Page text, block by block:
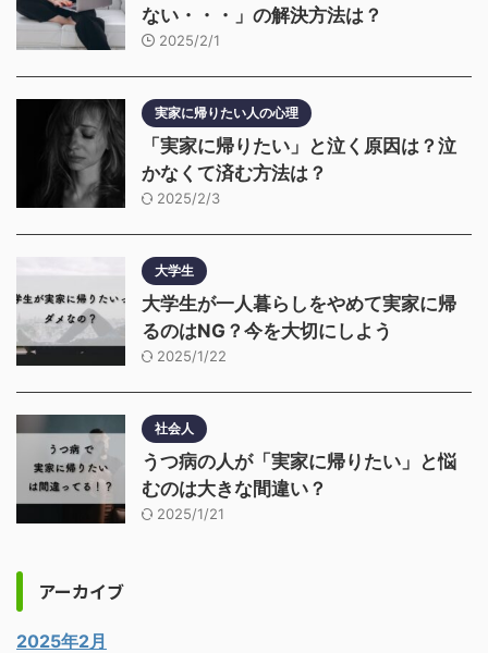
ない・・・」の解決方法は？
2025/2/1
実家に帰りたい人の心理
「実家に帰りたい」と泣く原因は？泣
かなくて済む方法は？
2025/2/3
大学生
大学生が一人暮らしをやめて実家に帰
るのはNG？今を大切にしよう
2025/1/22
社会人
うつ病の人が「実家に帰りたい」と悩
むのは大きな間違い？
2025/1/21
アーカイブ
2025年2月